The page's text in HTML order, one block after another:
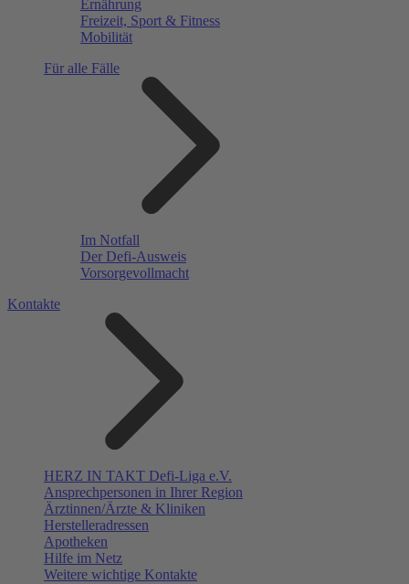
Ernährung
Freizeit, Sport & Fitness
Mobilität
Für alle Fälle
Im Notfall
Der Defi-Ausweis
Vorsorgevollmacht
Kontakte
HERZ IN TAKT Defi-Liga e.V.
Ansprechpersonen in Ihrer Region
Ärztinnen/Ärzte & Kliniken
Herstelleradressen
Apotheken
Hilfe im Netz
Weitere wichtige Kontakte